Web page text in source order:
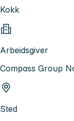
Kokk
Arbeidsgiver
Compass Group
Sted